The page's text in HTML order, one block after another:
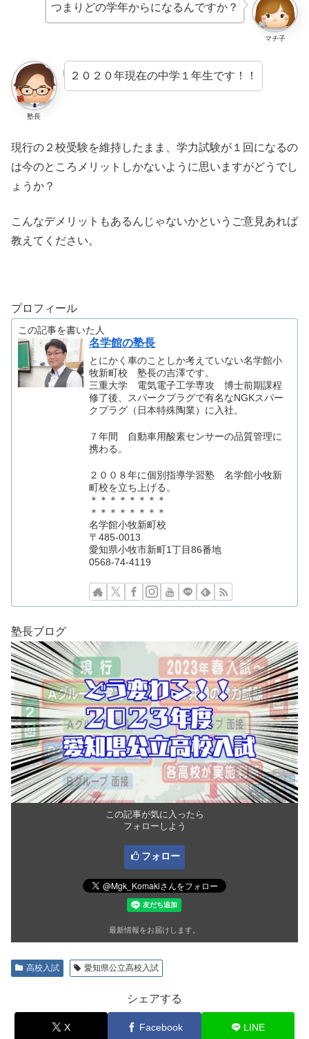
マチ子
つまりどの学年からになるんですか？
塾長
２０２０年現在の中学１年生です！！
現行の２校受験を維持したまま、学力試験が１回になるの
は今のところメリットしかないように思いますがどうでし
ょうか？
こんなデメリットもあるんじゃないかというご意見あれば
教えてください。
プロフィール
この記事を書いた人
名学館の塾長
とにかく車のことしか考えていない名学館小
牧新町校 塾長の吉澤です。
三重大学 電気電子工学専攻 博士前期課程
修了後、スパークプラグで有名なNGKスパー
クプラグ（日本特殊陶業）に入社。
７年間 自動車用酸素センサーの品質管理に
携わる。
２００８年に個別指導学習塾 名学館小牧新
町校を立ち上げる。
＊＊＊＊＊＊＊＊
＊＊＊＊＊＊＊＊
名学館小牧新町校
〒485-0013
愛知県小牧市新町1丁目86番地
0568-74-4119
塾長ブログ
この記事が気に入ったら
フォローしよう
フォロー
最新情報をお届けします。
高校入試 愛知県公立高校入試
シェアする
X Facebook LINE